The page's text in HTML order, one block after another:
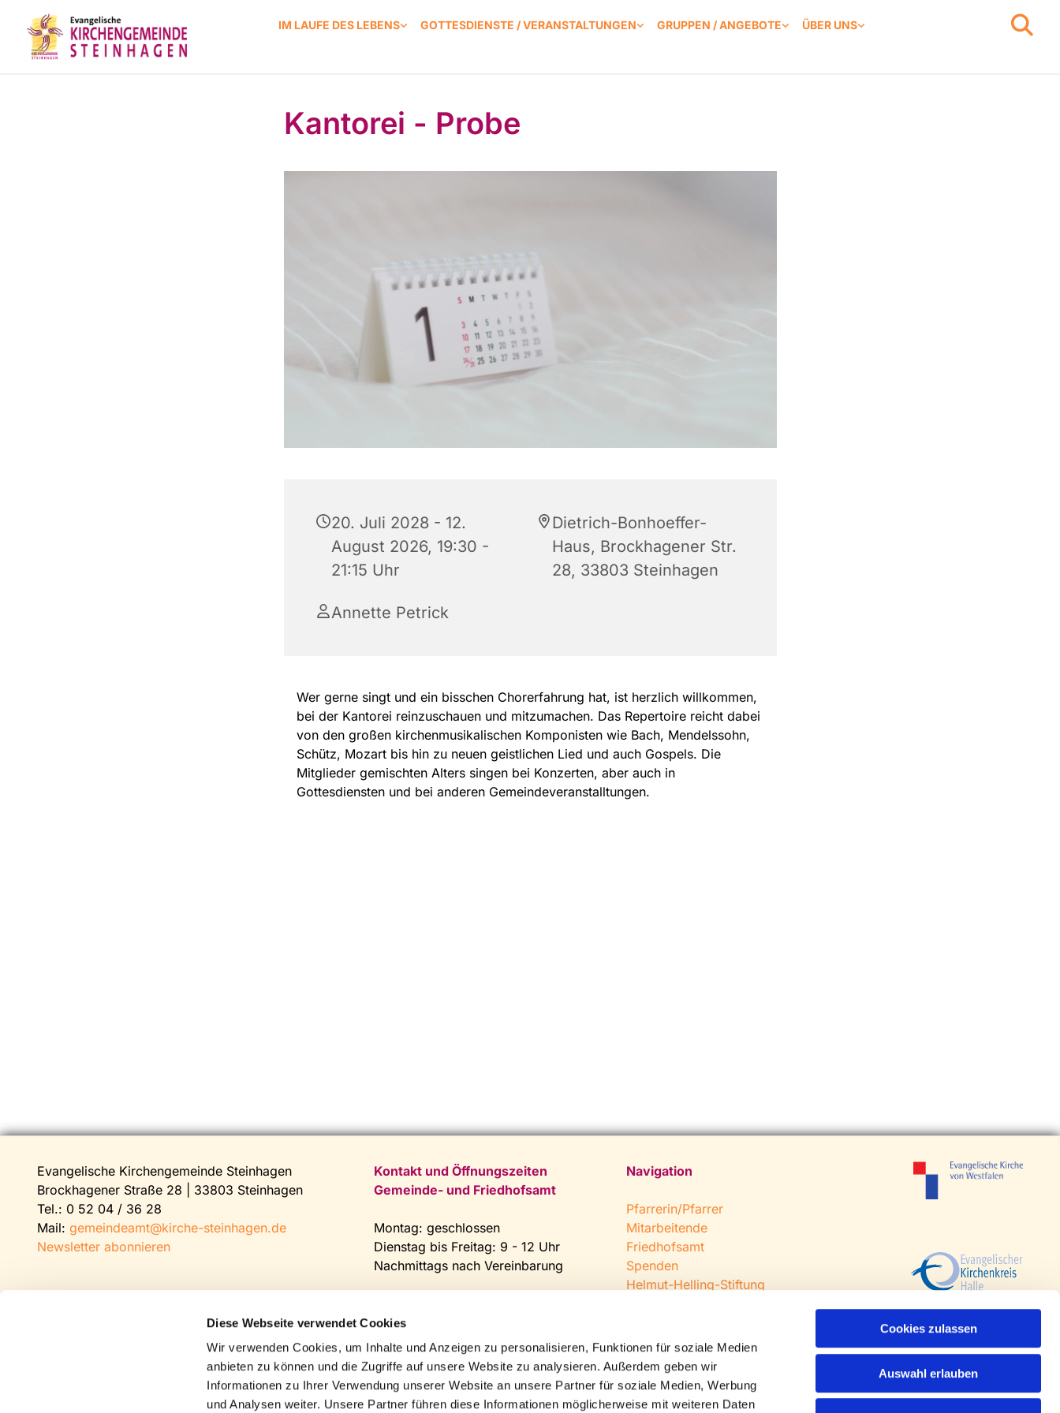
Diese Webseite verwendet Cookies
Wir verwenden Cookies, um Inhalte und Anzeigen zu personalisieren, Funktionen für soziale Medien
anbieten zu können und die Zugriffe auf unsere Website zu analysieren. Außerdem geben wir
Informationen zu Ihrer Verwendung unserer Website an unsere Partner für soziale Medien, Werbung
und Analysen weiter. Unsere Partner führen diese Informationen möglicherweise mit weiteren Daten
Cookies zulassen
Auswahl erlauben
IM LAUFE DES LEBENS GOTTESDIENSTE / VERANSTALTUNGEN GRUPPEN / ANGEBOTE ÜBER UNS
Kantorei - Probe
20. Juli 2028 - 12.
August 2026, 19:30 -
21:15 Uhr
Dietrich-Bonhoeffer-
Haus, Brockhagener Str.
28, 33803 Steinhagen
Annette Petrick
Wer gerne singt und ein bisschen Chorerfahrung hat, ist herzlich willkommen,
bei der Kantorei reinzuschauen und mitzumachen. Das Repertoire reicht dabei
von den großen kirchenmusikalischen Komponisten wie Bach, Mendelssohn,
Schütz, Mozart bis hin zu neuen geistlichen Lied und auch Gospels. Die
Mitglieder gemischten Alters singen bei Konzerten, aber auch in
Gottesdiensten und bei anderen Gemeindeveranstalltungen.
Evangelische Kirchengemeinde Steinhagen
Brockhagener Straße 28 | 33803 Steinhagen
Tel.: 0 52 04 / 36 28
Mail: gemeindeamt@kirche-steinhagen.de
Newsletter abonnieren
Kontakt und Öffnungszeiten
Gemeinde- und Friedhofsamt
Montag: geschlossen
Dienstag bis Freitag: 9 - 12 Uhr
Nachmittags nach Vereinbarung
Fax: 0 52 04 / 25 65
Mail: gemeindeamt@kirche-
steinhagen.de
Navigation
Pfarrerin/Pfarrer
Mitarbeitende
Friedhofsamt
Spenden
Helmut-Helling-Stiftung